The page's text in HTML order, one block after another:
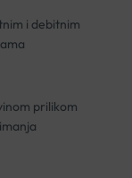
i debitnim
prilikom